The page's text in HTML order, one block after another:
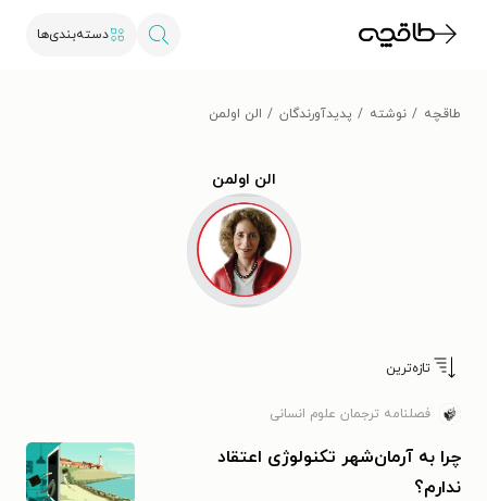
دسته‌بندی‌ها
طاقچه نوشته پدیدآورندگان الن اولمن
الن اولمن
تازه‌ترین
فصلنامه ترجمان علوم انسانی
چرا به آرمان‌شهر تکنولوژی اعتقاد
ندارم؟